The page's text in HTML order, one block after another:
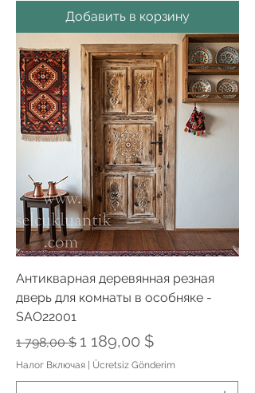
Добавить в корзину
Антикварная деревянная резная
дверь для комнаты в особняке -
SAO22001
Обычная цена
1 798,00 $ Цена со скидкой
1 189,00 $
Налог Включая | Ücretsiz Gönderim